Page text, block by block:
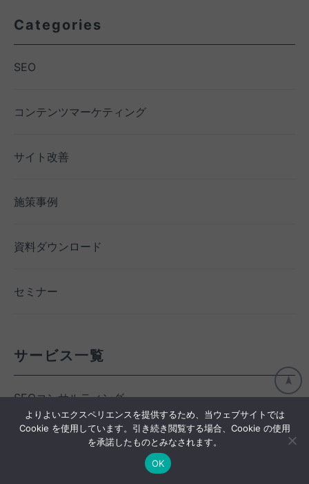
Categories
SEO
コンテンツマーケティング
サイト改善
施策事例
資料ダウンロード
セミナー
サービス一覧
SEOコンサルティング
SEO内製化支援サービス
よりよいエクスペリエンスを提供するため、当ウェブサイトでは
Cookie を使用しています。引き続き閲覧する場合、Cookie の使用
を承諾したものとみなされます。
OK